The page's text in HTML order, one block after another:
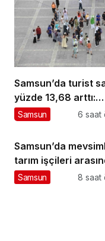
Samsun’da turist
yüzde 13,68 arttı:
Almanlar zirvede
Samsun 6 saat
Samsun’da
tarım işçileri
çıkan kavgada 7
Samsun 8 saat